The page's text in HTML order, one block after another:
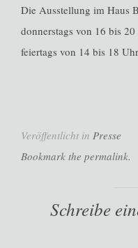
Die Ausstellung im Haus
donnerstags von 16 bis
feiertags von 14 bis 18
Veröffentlicht in Presse
Bookmark the permalink.
Schreibe